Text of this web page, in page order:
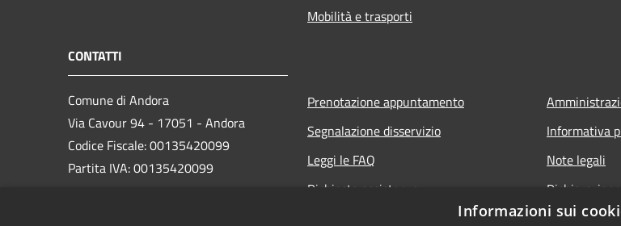
Mobilità e trasporti
CONTATTI
Comune di Andora
Via Cavour 94 - 17051 - Andora
Codice Fiscale: 00135420099
Partita IVA: 00135420099
Prenotazione appuntamento
Segnalazione disservizio
Leggi le FAQ
Richiesta assistenza
Informativa
Note legali
Informazioni sui